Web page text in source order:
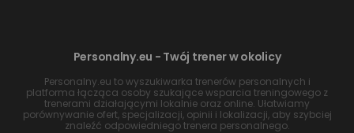
Personalny.eu - Twój trener w okolicy
Personalny.eu to wyszukiwarka trenerów personalnych i
platforma łącząca osoby szukające wsparcia treningowego z
trenerami działającymi lokalnie oraz online. Ułatwiamy
porównywanie ofert, specjalizacji, opinii i lokalizacji, aby szybciej
znaleźć odpowiedniego trenera personalnego.